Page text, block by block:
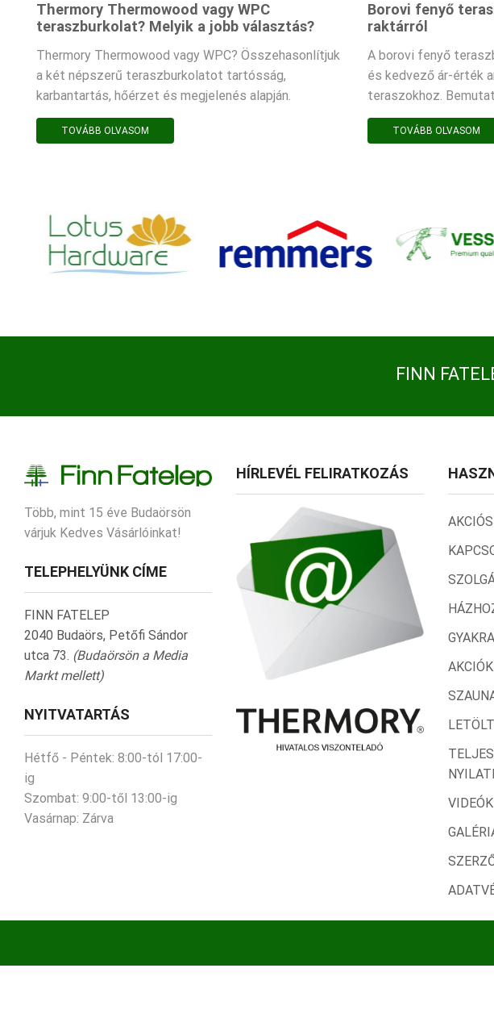
Thermory Thermowood vagy WPC
teraszburkolat? Melyik a jobb választás?
Thermory Thermowood vagy WPC? Összehasonlítjuk
a két népszerű teraszburkolatot tartósság,
karbantartás, hőérzet és megjelenés alapján.
TOVÁBB OLVASOM
Borovi fenyő
raktárról
A borovi fenyő
és kedvező ár-érték
teraszokhoz.
TOVÁBB OLVASOM
FINN
Több, mint 15 éve Budaörsön
várjuk Kedves Vásárlóinkat!
TELEPHELYÜNK CÍME
FINN FATELEP
2040 Budaörs, Petőfi Sándor
utca 73. (Budaörsön a Media
Markt mellett)
NYITVATARTÁS
Hétfő - Péntek: 8:00-tól 17:00-
ig
Szombat: 9:00-től 13:00-ig
Vasárnap: Zárva
HÍRLEVÉL FELIRATKOZÁS
VIDEÓK